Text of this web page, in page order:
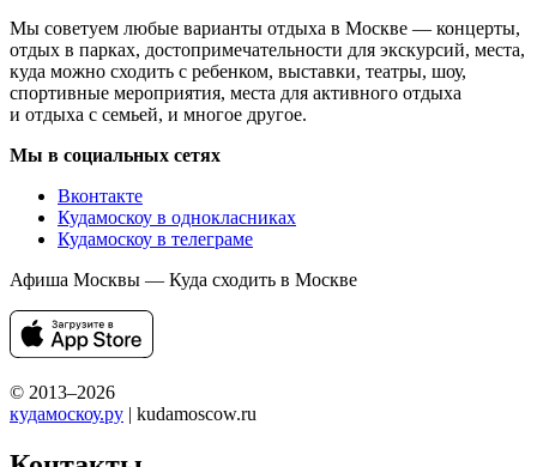
Мы советуем любые варианты отдыха в Москве — концерты,
отдых в парках, достопримечательности для экскурсий, места,
куда можно сходить с ребенком, выставки, театры, шоу,
спортивные мероприятия, места для активного отдыха
и отдыха с семьей, и многое другое.
Мы в социальных сетях
Вконтакте
Кудамоскоу в однокласниках
Кудамоскоу в телеграме
Афиша Москвы — Куда сходить в Москве
© 2013–2026
кудамоскоу.ру | kudamoscow.ru